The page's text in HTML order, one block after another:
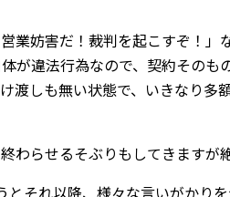
業妨害だ！裁判を起こすぞ！」
が違法行為なので、契約そのも
渡しも無い状態で、いきなり多
わらせるそぶりもしてきますが
とそれ以降、様々な言いがかり